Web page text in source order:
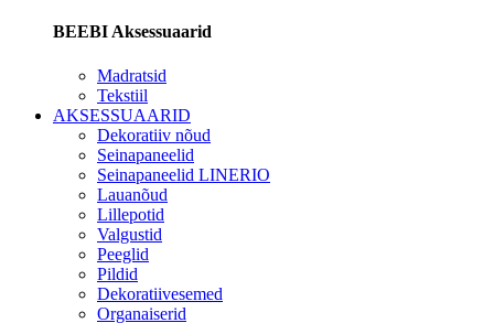
BEEBI Aksessuaarid
Madratsid
Tekstiil
AKSESSUAARID
Dekoratiiv nõud
Seinapaneelid
Seinapaneelid LINERIO
Lauanõud
Lillepotid
Valgustid
Peeglid
Pildid
Dekoratiivesemed
Organaiserid